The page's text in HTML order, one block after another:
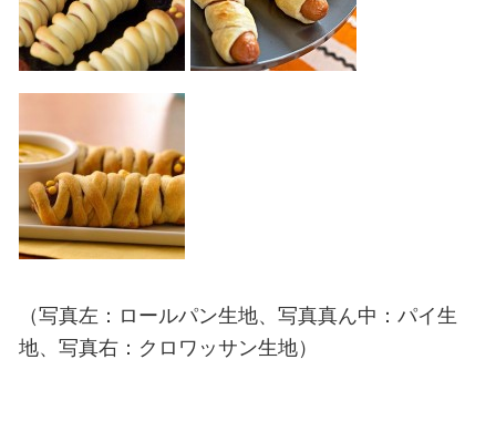
（写真左：ロールパン生地、写真真ん中：パイ生
地、写真右：クロワッサン生地）